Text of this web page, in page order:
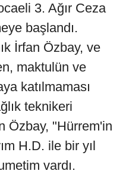
3. Ağır Ceza
başlandı.
İrfan Özbay, ve
maktulün ve
katılmaması
teknikeri
Özbay, "Hürrem'in
H.D. ile bir yıl
vardı.